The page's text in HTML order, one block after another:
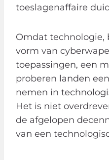
toeslagenaffaire
Omdat technologie,
vorm van
toepassingen, een
proberen landen
nemen in
Het is niet
de afgelopen
van een